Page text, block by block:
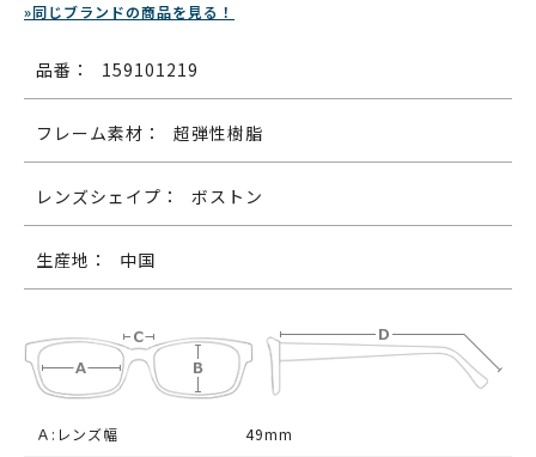
»同じブランドの商品を見る！
品番： 159101219
フレーム素材： 超弾性樹脂
レンズシェイプ： ボストン
生産地： 中国
Ａ:レンズ幅 49mm